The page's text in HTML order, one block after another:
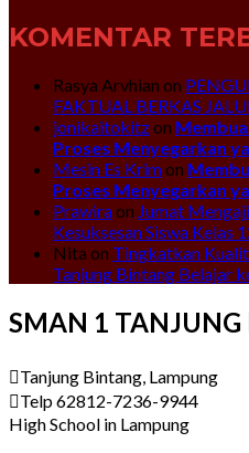
KOMENTAR
Rasya Arvhian on
FAKTUAL BERKAS
jonikaitokitzon
Proses Menyegarkan
Mesin Es Krimon
Proses Menyegarkan
Prawiraon Jumat
Kesuksesan Siswa Kelas
Nita on Tingkatkan
Tanjung Bintang Belajar
SMAN 1 TANJUNG
Tanjung Bintang, Lampung
Telp 62812-7236-9944
High School in Lampung